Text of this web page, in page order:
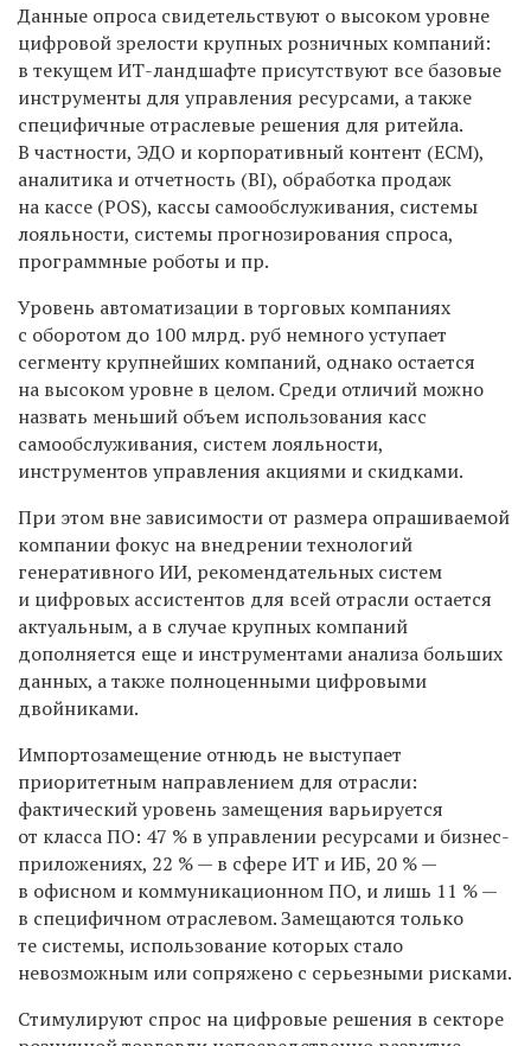
Данные опроса свидетельствуют о высоком уровне
цифровой зрелости крупных розничных компаний:
в текущем ИТ-ландшафте присутствуют все базовые
инструменты для управления ресурсами, а также
специфичные отраслевые решения для ритейла.
В частности, ЭДО и корпоративный контент (ECM),
аналитика и отчетность (BI), обработка продаж
на кассе (POS), кассы самообслуживания, системы
лояльности, системы прогнозирования спроса,
программные роботы и пр.
Уровень автоматизации в торговых компаниях
с оборотом до 100 млрд. руб немного уступает
сегменту крупнейших компаний, однако остается
на высоком уровне в целом. Среди отличий можно
назвать меньший объем использования касс
самообслуживания, систем лояльности,
инструментов управления акциями и скидками.
При этом вне зависимости от размера опрашиваемой
компании фокус на внедрении технологий
генеративного ИИ, рекомендательных систем
и цифровых ассистентов для всей отрасли остается
актуальным, а в случае крупных компаний
дополняется еще и инструментами анализа больших
данных, а также полноценными цифровыми
двойниками.
Импортозамещение отнюдь не выступает
приоритетным направлением для отрасли:
фактический уровень замещения варьируется
от класса ПО: 47 % в управлении ресурсами и бизнес-
приложениях, 22 % — в сфере ИТ и ИБ, 20 % —
в офисном и коммуникационном ПО, и лишь 11 % —
в специфичном отраслевом. Замещаются только
те системы, использование которых стало
невозможным или сопряжено с серьезными рисками.
Стимулируют спрос на цифровые решения в секторе